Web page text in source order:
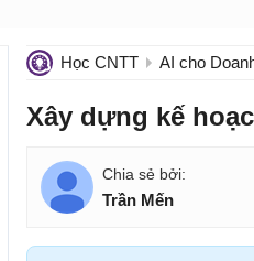
Học CNTT AI cho
Xây dựng kế
Trần Mến